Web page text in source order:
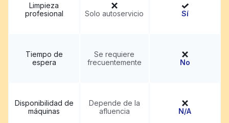
Limpieza
profesional
Solo autoservicio Sí
Tiempo de
espera
Se requiere
frecuentemente
No
Disponibilidad de
máquinas
Depende de la
afluencia
N/A